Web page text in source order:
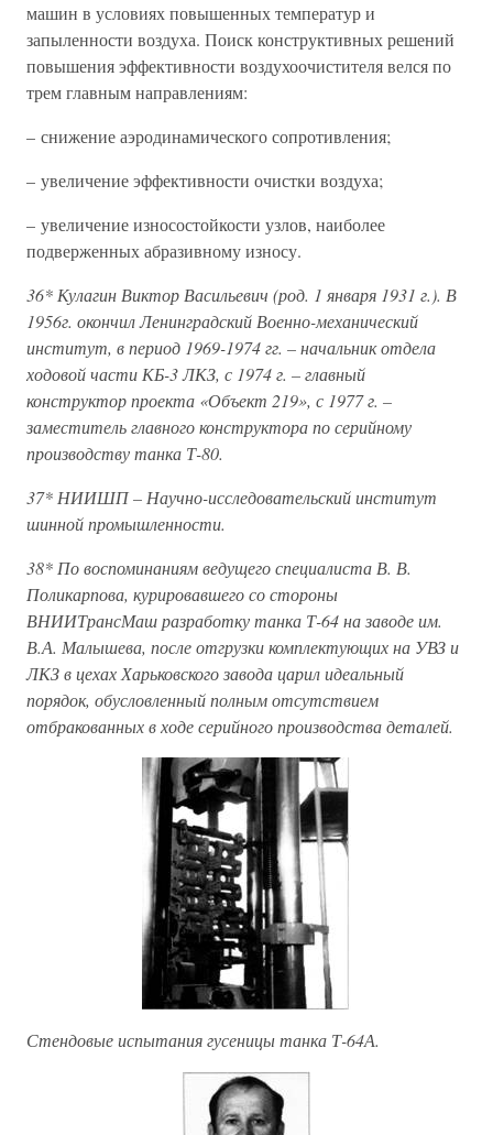
машин в условиях повышенных температур и
запыленности воздуха. Поиск конструктивных решений
повышения эффективности воздухоочистителя велся по
трем главным направлениям:
– снижение аэродинамического сопротивления;
– увеличение эффективности очистки воздуха;
– увеличение износостойкости узлов, наиболее
подверженных абразивному износу.
36*Кулагин Виктор Васильевич (род. 1 января 1931 г.). В
1956г. окончил Ленинградский Военно-механический
институт, в период 1969-1974 гг. – начальник отдела
ходовой части КБ-3 ЛКЗ, с 1974 г. – главный
конструктор проекта «Объект 219», с 1977 г. –
заместитель главного конструктора по серийному
производству танка Т-80.
37* НИИШП – Научно-исследовательский институт
шинной промышленности.
38* По воспоминаниям ведущего специалиста В. В.
Поликарпова, курировавшего со стороны
ВНИИТрансМаш разработку танка Т-64 на заводе им.
В.А. Малышева, после отгрузки комплектующих на УВЗ и
ЛКЗ в цехах Харьковского завода царил идеальный
порядок, обусловленный полным отсутствием
отбракованных в ходе серийного производства деталей.
Стендовые испытания гусеницы танка Т-64А.